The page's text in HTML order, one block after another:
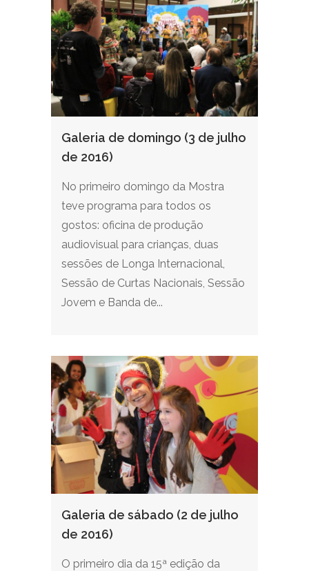
Galeria de domingo (3 de julho
de 2016)
No primeiro domingo da Mostra
teve programa para todos os
gostos: oficina de produção
audiovisual para crianças, duas
sessões de Longa Internacional,
Sessão de Curtas Nacionais, Sessão
Jovem e Banda de...
Galeria de sábado (2 de julho
de 2016)
O primeiro dia da 15ª edição da